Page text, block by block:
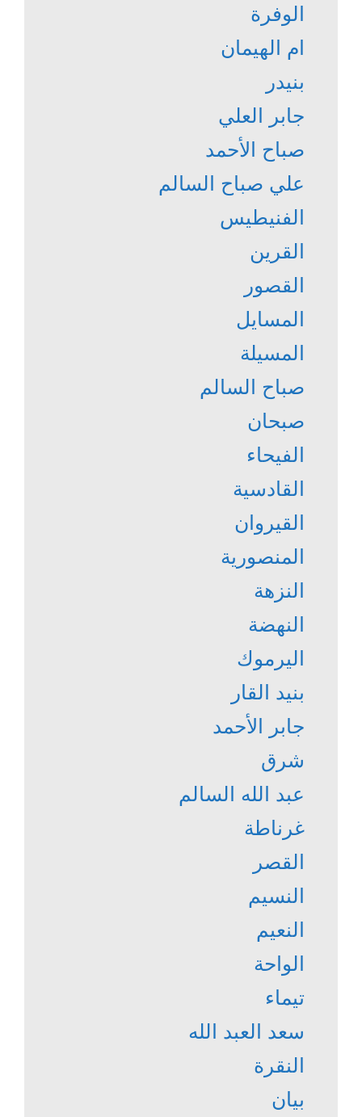
الوفرة
ام الهيمان
بنيدر
جابر العلي
صباح الأحمد
علي صباح السالم
الفنيطيس
القرين
القصور
المسايل
المسيلة
صباح السالم
صبحان
الفيحاء
القادسية
القيروان
المنصورية
النزهة
النهضة
اليرموك
بنيد القار
جابر الأحمد
شرق
عبد الله السالم
غرناطة
القصر
النسيم
النعيم
الواحة
تيماء
سعد العبد الله
النقرة
بيان